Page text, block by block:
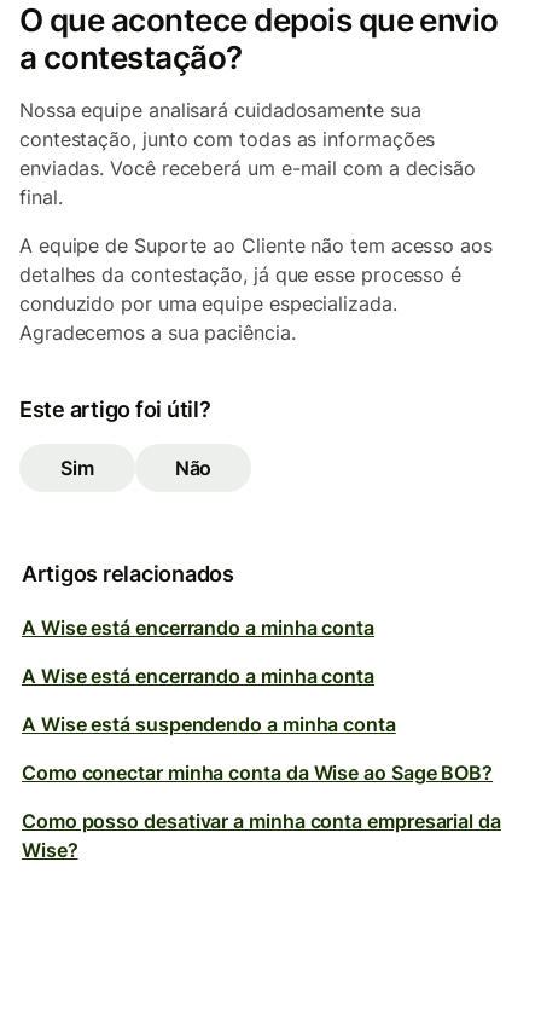
O que acontece depois que envio
a contestação?
Nossa equipe analisará cuidadosamente sua
contestação, junto com todas as informações
enviadas. Você receberá um e-mail com a decisão
final.
A equipe de Suporte ao Cliente não tem acesso aos
detalhes da contestação, já que esse processo é
conduzido por uma equipe especializada.
Agradecemos a sua paciência.
Este artigo foi útil?
Sim Não
Artigos relacionados
A Wise está encerrando a minha conta
A Wise está encerrando a minha conta
A Wise está suspendendo a minha conta
Como conectar minha conta da Wise ao Sage BOB?
Como posso desativar a minha conta empresarial da
Wise?